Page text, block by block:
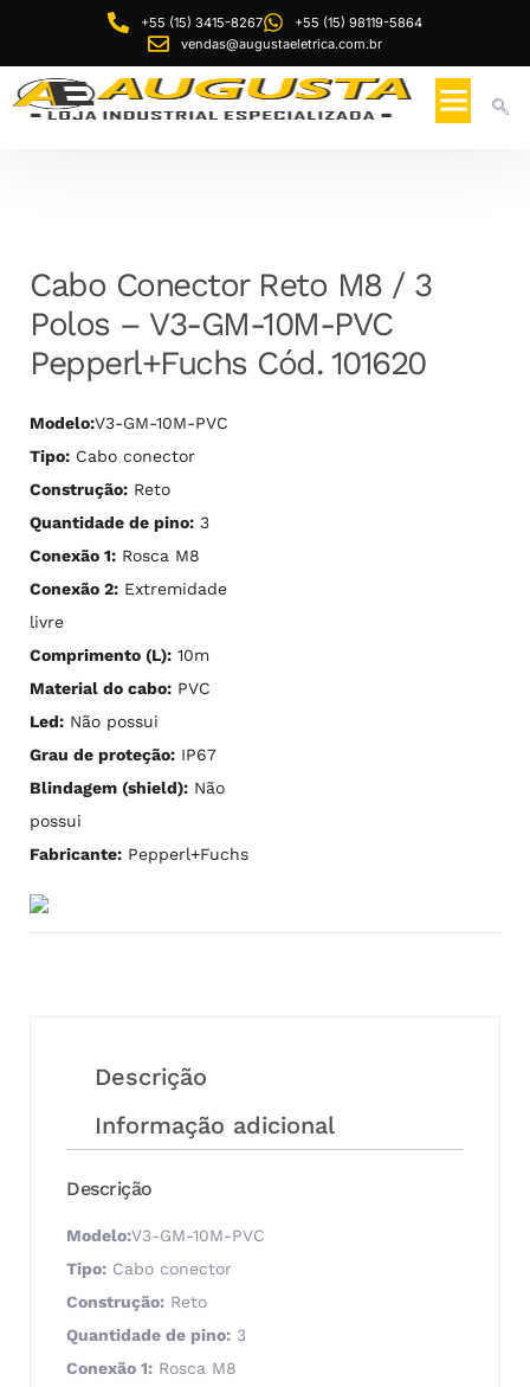
+55 (15) 3415-8267
+55 (15) 98119-5864
vendas@augustaeletrica.com.br
Cabo Conector Reto M8 / 3
Polos – V3-GM-10M-PVC
Pepperl+Fuchs Cód. 101620
Modelo:V3-GM-10M-PVC
Tipo: Cabo conector
Construção: Reto
Quantidade de pino: 3
Conexão 1: Rosca M8
Conexão 2: Extremidade
livre
Comprimento (L): 10m
Material do cabo: PVC
Led: Não possui
Grau de proteção: IP67
Blindagem (shield): Não
possui
Fabricante: Pepperl+Fuchs
Descrição
Informação adicional
Descrição
Modelo:V3-GM-10M-PVC
Tipo: Cabo conector
Construção: Reto
Quantidade de pino: 3
Conexão 1: Rosca M8